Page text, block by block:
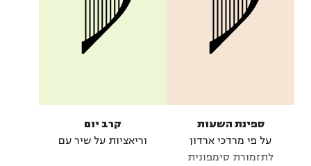
ספינת השעות
על פי מרדכי ארדון
לתזמורת סימפונית
קרב יום
וריאציות על שיר עם